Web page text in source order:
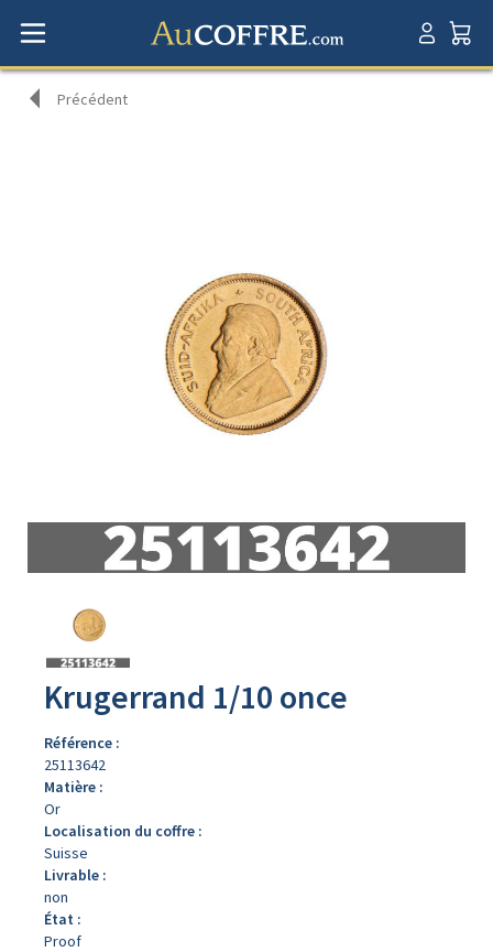
Précédent
produit
Krugerrand 1/10 once
Référence :
25113642
Matière :
Or
Localisation du coffre :
Suisse
Livrable :
non
État :
Proof